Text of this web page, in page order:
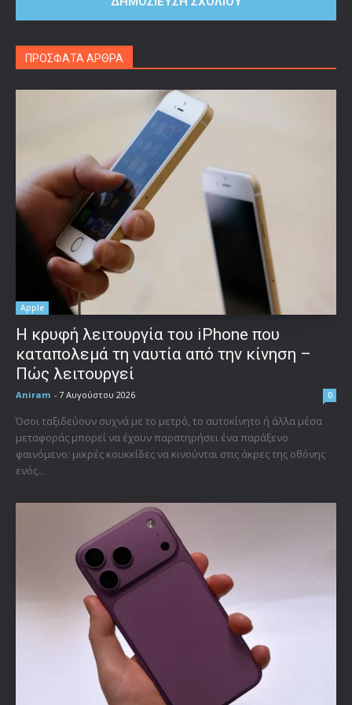
ΠΡΟΣΦΑΤΑ ΑΡΘΡΑ
Apple
Η κρυφή λειτουργία του iPhone που
καταπολεμά τη ναυτία από την κίνηση –
Πώς λειτουργεί
Aniram - 7 Αυγούστου 2026 0
Όσοι ταξιδεύουν συχνά με το μετρό, το αυτοκίνητο ή άλλα μέσα
μεταφοράς μπορεί να έχουν παρατηρήσει ένα παράξενο
φαινόμενο: μικρές κουκκίδες να κινούνται στις άκρες της οθόνης
ενός...